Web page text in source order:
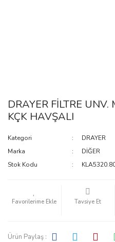
DRAYER FİLTRE UNV.
KÇK HAVŞALI
Kategori
DRAYER
Marka
DİĞER
Stok Kodu
Tavsiye Et
Ürün Paylaş :